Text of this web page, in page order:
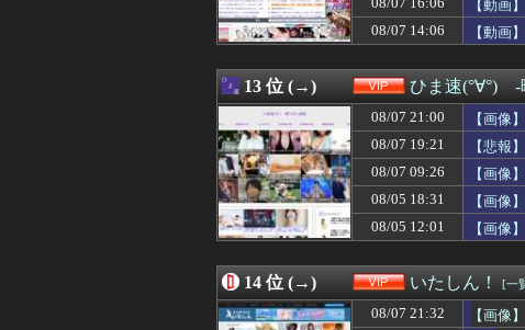
08/07 19:05
【悲報】内田りこ「
08/07 19:04
元キャバ嬢MINAさん
08/07 19:03
【速報】ワイ、明日
08/07 19:01
【悲報】美人すぎる
08/07 19:00
【悲報】17歳で無期
08/07 19:00
【動画】手術中に熊
08/07 19:00
【悲報】ワンピース
08/07 19:00
【悲報】Googleのエ
08/07 19:00
熊本地震で居酒屋か
08/07 18:45
【悲報】Googleのエ
08/07 18:45
【悲報】ワンピース
08/07 18:44
【悲報】高野連「暑
08/07 18:44
カップ麺いっぱい買
08/07 18:42
【速報】北海道江別
08/07 18:40
「THE NORTH FACE
08/07 18:39
【画像】童貞が必ず
【動画
08/07 14:06
【動画
13 位 (→) ひま速(°∀°) -
08/07 21:00
【画像
08/07 19:21
【悲報
08/07 09:26
【画像
08/05 18:31
【画像
08/05 12:01
【画像
14 位 (→) いたしん！ [一
08/07 21:32
【画像